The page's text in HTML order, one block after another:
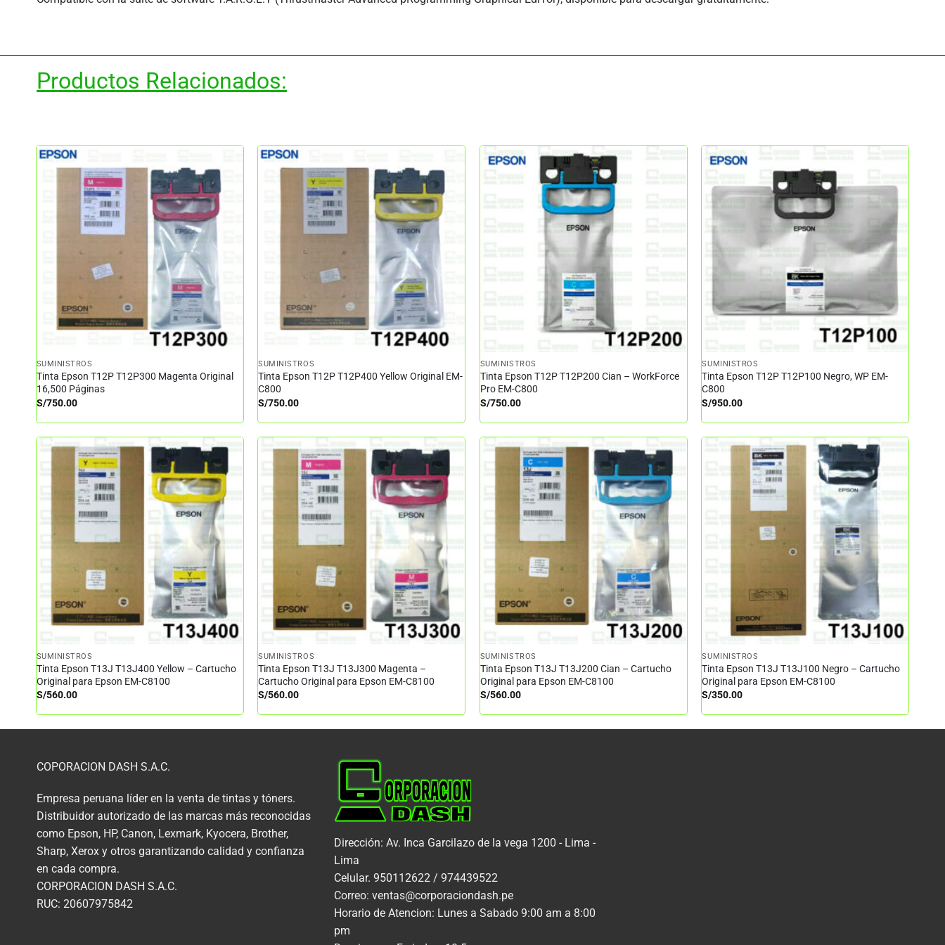
Productos Relacionados:
SUMINISTROS
Tinta Epson T12P T12P300 Magenta Original
16,500 Páginas
S/750.00
SUMINISTROS
Tinta Epson T12P T12P400 Yellow Original EM-
C800
S/750.00
SUMINISTROS
Tinta Epson T12P T12P200 Cian – WorkForce
Pro EM-C800
S/750.00
SUMINISTROS
Tinta Epson T12P T12P100 Negro, WP EM-
C800
S/950.00
SUMINISTROS
Tinta Epson T13J T13J400 Yellow – Cartucho
Original para Epson EM-C8100
S/560.00
SUMINISTROS
Tinta Epson T13J T13J300 Magenta –
Cartucho Original para Epson EM-C8100
S/560.00
SUMINISTROS
Tinta Epson T13J T13J200 Cian – Cartucho
Original para Epson EM-C8100
S/560.00
SUMINISTROS
Tinta Epson T13J T13J100 Negro – Cartucho
Original para Epson EM-C8100
S/350.00
COPORACION DASH S.A.C.
Empresa peruana líder en la venta de tintas y tóners.
Distribuidor autorizado de las marcas más reconocidas
como Epson, HP, Canon, Lexmark, Kyocera, Brother,
Sharp, Xerox y otros garantizando calidad y confianza
en cada compra.
CORPORACION DASH S.A.C.
RUC: 20607975842
Dirección: Av. Inca Garcilazo de la vega 1200 - Lima -
Lima
Celular. 950112622 / 974439522
Correo: ventas@corporaciondash.pe
Horario de Atencion: Lunes a Sabado 9:00 am a 8:00
pm